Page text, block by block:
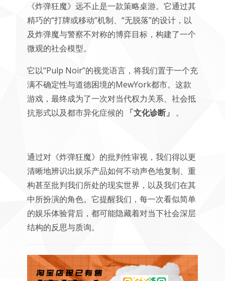
《炸弹狂魔》远不止是一款策略桌游。它通过其
精巧的“打牌或移动”机制、“无脱落”的设计，以
及炸弹魔与警察不对称的博弈目标，构建了一个
微观的社会模型。
它以“Pulp Noir”的视觉语言，将我们置于一个充
满不确定性与道德困境的MewYork都市。这款
游戏，最终成为了一次对当代权力关系、社会抵
抗形式以及都市异化症候的
「文化诊断」 。
通过对《炸弹狂魔》的批判性审视，我们得以更
清晰地辨识出娱乐产品如何不动声色地复制、重
构甚至批判我们所处的现实世界，以及我们在其
中所扮演的角色。它提醒我们，每一次看似简单
的娱乐体验背后，都可能隐藏着对当下社会深层
结构的反思与质询。